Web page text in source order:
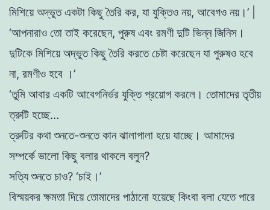
মিশিয়ে অদ্ভুত একটা কিছু তৈরি কর, যা যুক্তিও নয়, আবেগও নয়।’
‘আপনারাও তাে তাই করেছেন, পুরুষ এবং রমণী দুটি ভিন্ন জিনিস।
দুটিকে মিশিয়ে অদ্ভুত কিছু তৈরি করতে চেষ্টা করেছেন যা পুরুষও হবে
না, রমণীও হবে ।’
‘তুমি আবার একটি আবেগনির্ভর যুক্তি প্রয়ােগ করলে। তােমাদের তৃতীয়
ত্রুটি হচ্ছে…
ত্রুটির কথা শুনতে-শুনতে কান ঝালাপালা হয়ে যাচ্ছে। আমাদের
সম্পর্কে ভালাে কিছু বলার থাকলে বলুন?
সত্যি শুনতে চাও? ‘চাই।’
বিস্ময়কর ক্ষমতা দিয়ে তোমাদের পাঠানাে হয়েছে কিংবা বলা যেতে পারে